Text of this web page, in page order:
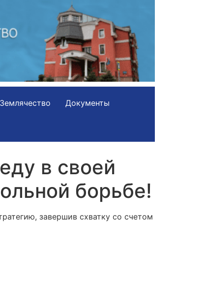
Землячество Документы
в своей
борьбе!
завершив схватку со счетом